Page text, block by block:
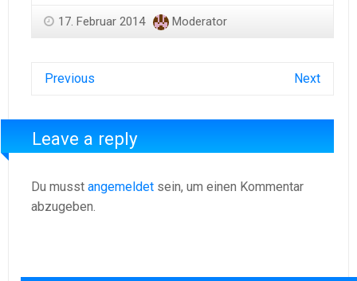
17. Februar 2014 Moderator
Previous Next
Leave a reply
Du musst angemeldet sein, um einen Kommentar
abzugeben.